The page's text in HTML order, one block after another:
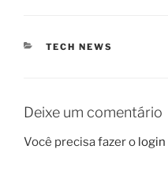
CATEGORIAS
TECH NEWS
Deixe um comentário
Você precisa fazer o login